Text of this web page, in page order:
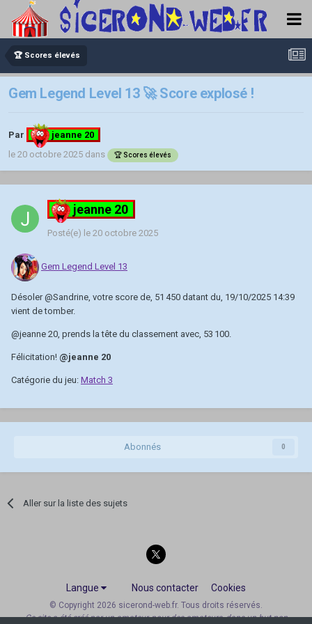
🏆 Scores élevés
Gem Legend Level 13 🚀 Score explosé !
Par
jeanne 20
le 20 octobre 2025 dans 🏆 Scores élevés
jeanne 20
Posté(e) le 20 octobre 2025
Gem Legend Level 13
Désoler@Sandrine , votre score de, 51 450 datant du, 19/10/2025 14:39
vient de tomber.
@jeanne 20 , prends la tête du classement avec, 53 100.
Félicitation! @jeanne 20
Catégorie du jeu: Match 3
Abonnés 0
Aller sur la liste des sujets
Langue Nous contacter Cookies
© Copyright 2026 sicerond-web.fr. Tous droits réservés.
Ce site a été créé par un amateur, pour des amateurs, dans un but non